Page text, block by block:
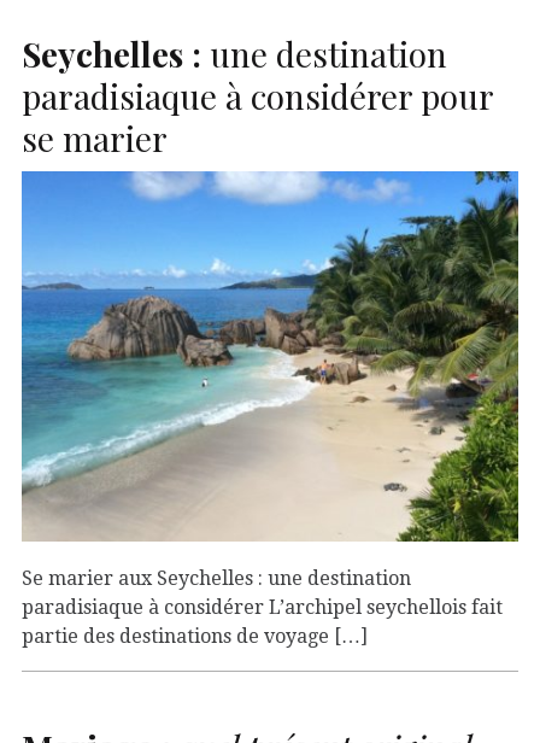
Seychelles : une destination
paradisiaque à considérer pour
se marier
Se marier aux Seychelles : une destination
paradisiaque à considérer L’archipel seychellois fait
partie des destinations de voyage […]